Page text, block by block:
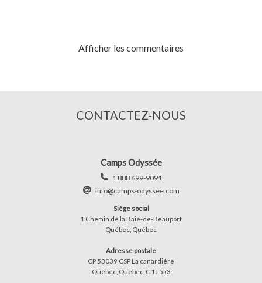
Afficher les commentaires
CONTACTEZ-NOUS
Camps Odyssée
1 888 699-9091
info@camps-odyssee.com
Siège social
1 Chemin de la Baie-de-Beauport
Québec, Québec
Adresse postale
CP 53039 CSP La canardière
Québec, Québec, G1J 5k3